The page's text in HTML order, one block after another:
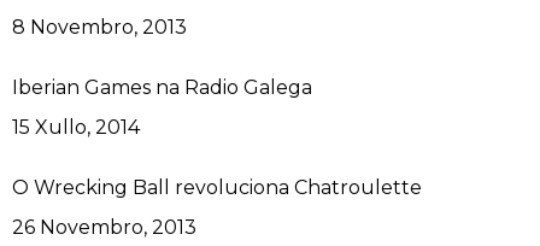
Data
8 Novembro, 2013
Iberian Games na Radio Galega
Data
15 Xullo, 2014
O Wrecking Ball revoluciona Chatroulette
Data
26 Novembro, 2013